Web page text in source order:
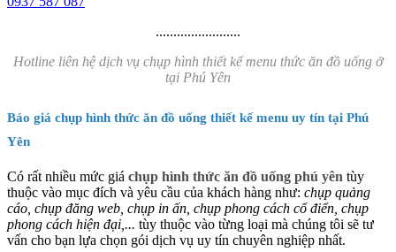
........................
Hotline liên hệ dịch vụ chụp hình thiết kế menu thức ăn đồ uống ở
tại Phú Yên
Báo giá chụp hình thức ăn đồ uống thiết kế menu uy tín tại Phú
Yên
Có rất nhiều mức giá chụp hình thức ăn đồ uống phú yên tùy
thuộc vào mục đích và yêu cầu của khách hàng như: chụp quảng
cáo, chụp đăng web, chụp in ấn, chụp phong cách cổ điển, chụp
phong cách hiện đại,... tùy thuộc vào từng loại mà chúng tôi sẽ tư
vấn cho bạn lựa chọn gói dịch vụ uy tín chuyên nghiệp nhất.